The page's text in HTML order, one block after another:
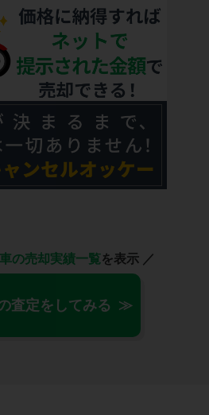
の売却実績一覧を表示 ／
査定をしてみる ≫